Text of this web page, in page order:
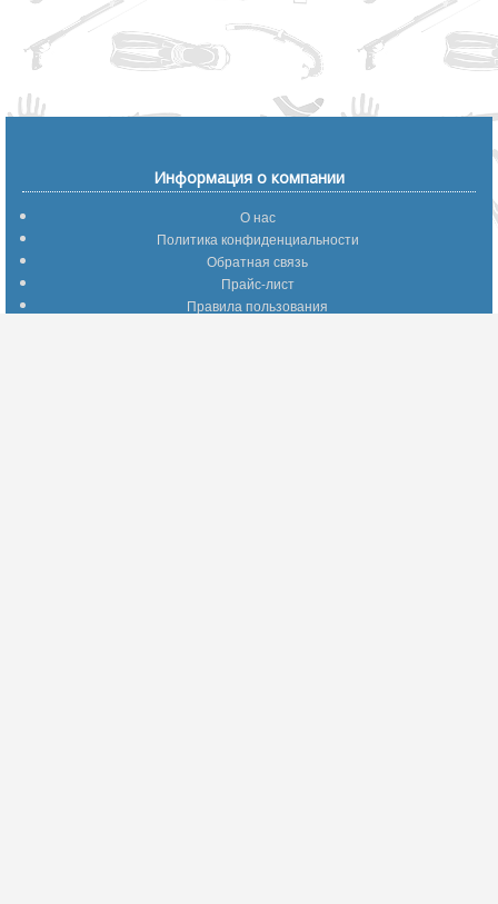
Информация о компании
О нас
Политика конфиденциальности
Обратная связь
Прайс-лист
Правила пользования